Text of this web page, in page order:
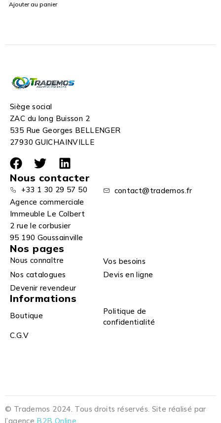
Ajouter au panier
Siège social
ZAC du long Buisson 2
535 Rue Georges BELLENGER
27930 GUICHAINVILLE
Nous contacter
+33 1 30 29 57 50
contact@trademos.fr
Agence commerciale
Immeuble Le Colbert
2 rue le corbusier
95 190 Goussainville
Nos pages
Nous connaître
Vos besoins
Nos catalogues
Devis en ligne
Devenir revendeur
Informations
Boutique
Politique de
confidentialité
C.G.V
© Trademos 2024. Tous droits réservés. Site réalisé par
l’agence B2B Online